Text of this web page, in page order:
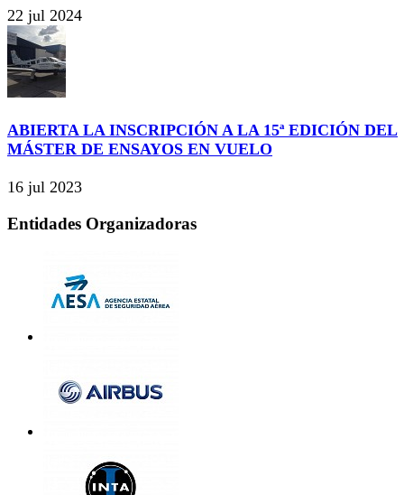
22 jul 2024
ABIERTA LA INSCRIPCIÓN A LA 15ª EDICIÓN DEL
MÁSTER DE ENSAYOS EN VUELO
16 jul 2023
Entidades Organizadoras